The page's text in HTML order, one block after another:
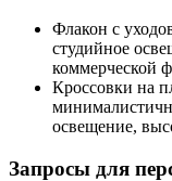
Флакон с
студийное
коммерческой
Кроссовки на
освещение,
Запросы для